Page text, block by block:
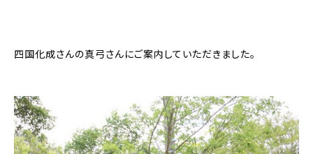
四国化成さんの真弓さんにご案内していただきました。